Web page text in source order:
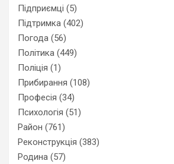
Підприємці (5)
Підтримка (402)
Погода (56)
Політика (449)
Поліція (1)
Прибирання (108)
Професія (34)
Психологія (51)
Район (761)
Реконструкція (383)
Родина (57)